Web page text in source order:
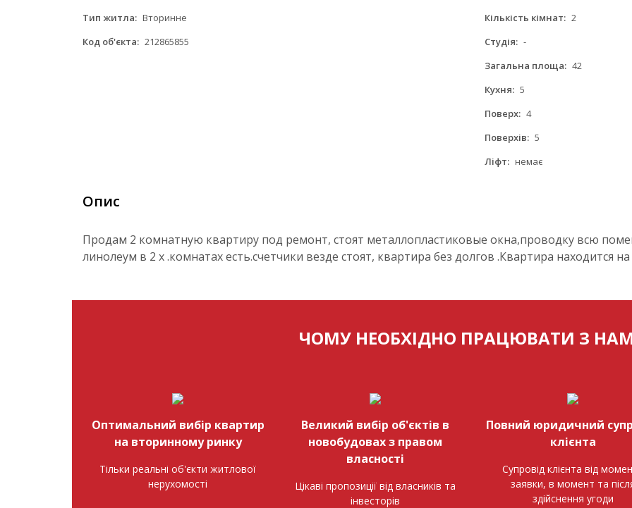
Тип житла: Вторинне
Код об'єкта: 212865855
Кількість кімнат: 2
Студія: -
Загальна площа: 42
Кухня: 5
Поверх: 4
Поверхів: 5
Ліфт: немає
Опис
Продам 2 комнатную квартиру под ремонт, стоят металлопластиковые окна,проводку всю
линолеум в 2 х .комнатах есть.счетчики везде стоят, квартира без долгов .Квартира
ЧОМУ НЕОБХІДНО ПРАЦЮВАТИ З
Оптимальний вибір квартир
на вторинному ринку
Тільки реальні об'єкти житлової
нерухомості
Великий вибір об'єктів в
новобудовах з правом
власності
Цікаві пропозиції від власників та
інвесторів
Повний юридичний
клієнта
Супровід клієнта від
заявки, в момент та
здійснення угоди